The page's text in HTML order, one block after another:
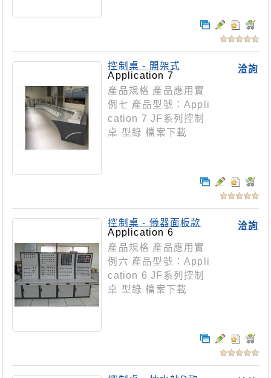
洽詢
控制桌 - 開架式
Application 7
產品規格 產品應用實
例七 產品型號：Appli
cation 7 JF系列控制
桌 型錄 檔案下載
洽詢
控制桌 - 儀器面板款
Application 6
產品規格 產品應用實
例六 產品型號：Appli
cation 6 JF系列控制
桌 型錄 檔案下載